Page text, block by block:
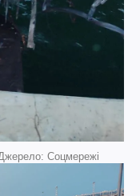
Соцмережі